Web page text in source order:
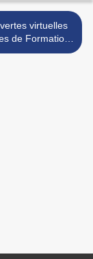
virtuelles
de Formation
des Métiers